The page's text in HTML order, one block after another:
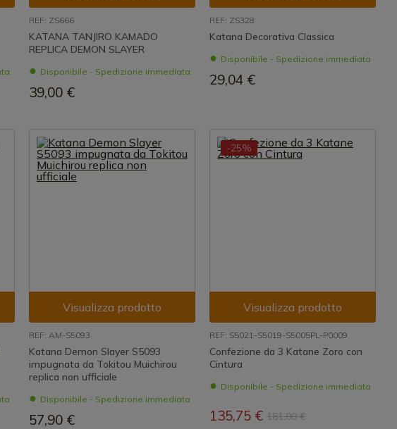
REF: ZS666
KATANA TANJIRO KAMADO
REPLICA DEMON SLAYER
Disponibile - Spedizione immediata
39,00 €
REF: ZS328
Katana Decorativa Classica
Disponibile - Spedizione immediata
29,04 €
Visualizza prodotto
REF: AM-S5093
Katana Demon Slayer S5093
impugnata da Tokitou Muichirou
replica non ufficiale
Disponibile - Spedizione immediata
57,90 €
-25%
Visualizza prodotto
REF: S5021-S5019-S5005PL-P0009
Confezione da 3 Katane Zoro con
Cintura
Disponibile - Spedizione immediata
135,75 € 181,00 €